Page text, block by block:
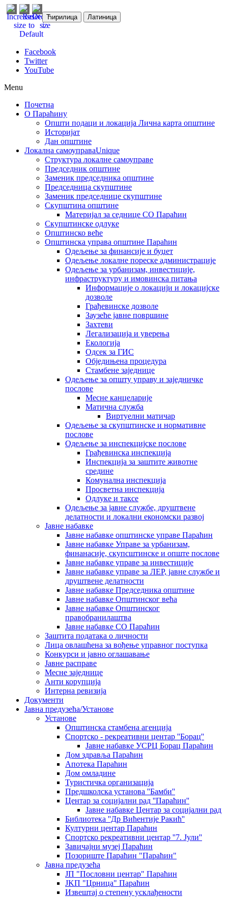
Ћирилица Латиница
Facebook
Twitter
YouTube
Menu
Почетна
О Параћину
Општи подаци и локација Лична карта општине
Историјат
Дан општине
Локална самоуправаUnique
Структура локалне самоуправе
Председник општине
Заменик председника општине
Председница скупштине
Заменик председнице скупштине
Скупштина општине
Материјал за седнице СО Параћин
Скупштинске одлуке
Општинско веће
Општинска управа општине Параћин
Одељење за финансије и буџет
Одељење локалне пореске администрације
Одељење за урбанизам, инвестиције,
инфраструктуру и имовинска питања
Информације о локацији и локацијске
дозволе
Грађевинске дозволе
Заузеће јавне површине
Захтеви
Легализација и уверења
Екологија
Одсек за ГИС
Обједињена процедура
Стамбене заједнице
Oдељење за општу управу и заједничке
послове
Месне канцеларије
Матична служба
Виртуелни матичар
Одељење за скупштинске и нормативне
послове
Одељење за инспекцијске послове
Грађевинска инспекција
Инспекција за заштите животне
средине
Комунална инспекција
Просветна инспекција
Одлуке и таксе
Одељење за јавне службе, друштвене
делатности и локални економски развој
Јавне набавке
Јавне набавке општинске управе Параћин
Јавне набавке Управе за урбанизам,
финанасије, скупсштинске и опште послове
Јавне набавке управе за инвестиције
Јавне набавке управе за ЛЕР, јавне службе и
друштвене делатности
Јавне набавке Председника општине
Јавне набавке Општинског већа
Јавне набавке Општинског
правобранилаштва
Јавне набавке СО Параћин
Заштита података о личности
Лица овлашћена за вођење управног поступка
Конкурси и јавно оглашавање
Јавне расправе
Месне заједнице
Анти корупција
Интерна ревизија
Документи
Јавна предузећа/Установе
Установе
Општинскa стамбенa агенцијa
Спортско - рекреативни центар ''Борац''
Јавне набавке УСРЦ Борац Параћин
Дом здравља Параћин
Апотека Параћин
Дом омладине
Туристичка организација
Предшколска установа ''Бамби''
Центар за социјални рад ''Параћин''
Јавне набавке Центар за социјални рад
Библиотека ''Др Вићентије Ракић''
Културни центар Параћин
Спортско рекреативни центар ''7. Јули''
Завичајни музеј Параћин
Позориште Параћин "Параћин"
Јавна предузећа
ЈП "Пословни центар" Параћин
ЈKП "Црница" Параћин
Извештај о степену усклађености